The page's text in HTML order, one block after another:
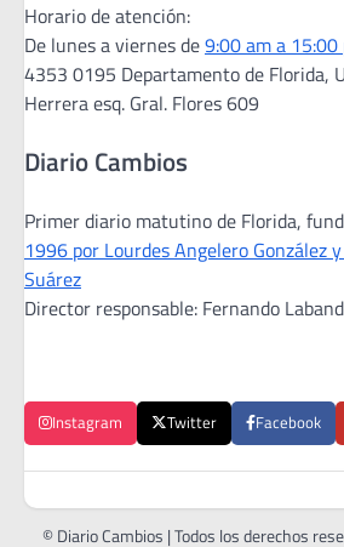
Horario de atención:
De lunes a viernes de9:00 am a 15:00
4353 0195 Departamento de Florida,
Herrera esq. Gral. Flores 609
Diario Cambios
Primer diario matutino de Florida,
1996 por Lourdes Angelero González
Suárez
Director responsable: Fernando
Instagram Twitter Facebook